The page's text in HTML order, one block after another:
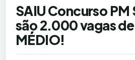
SAIU Concurso PM
são 2.000 vagas
MÉDIO!